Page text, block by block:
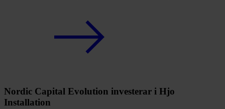
Nordic Capital Evolution investerar i Hjo
Installation